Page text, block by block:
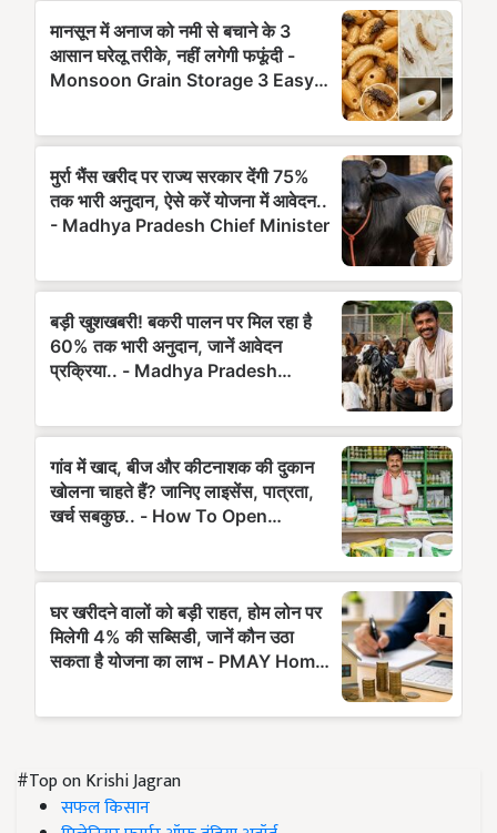
#Top on Krishi Jagran
सफल किसान